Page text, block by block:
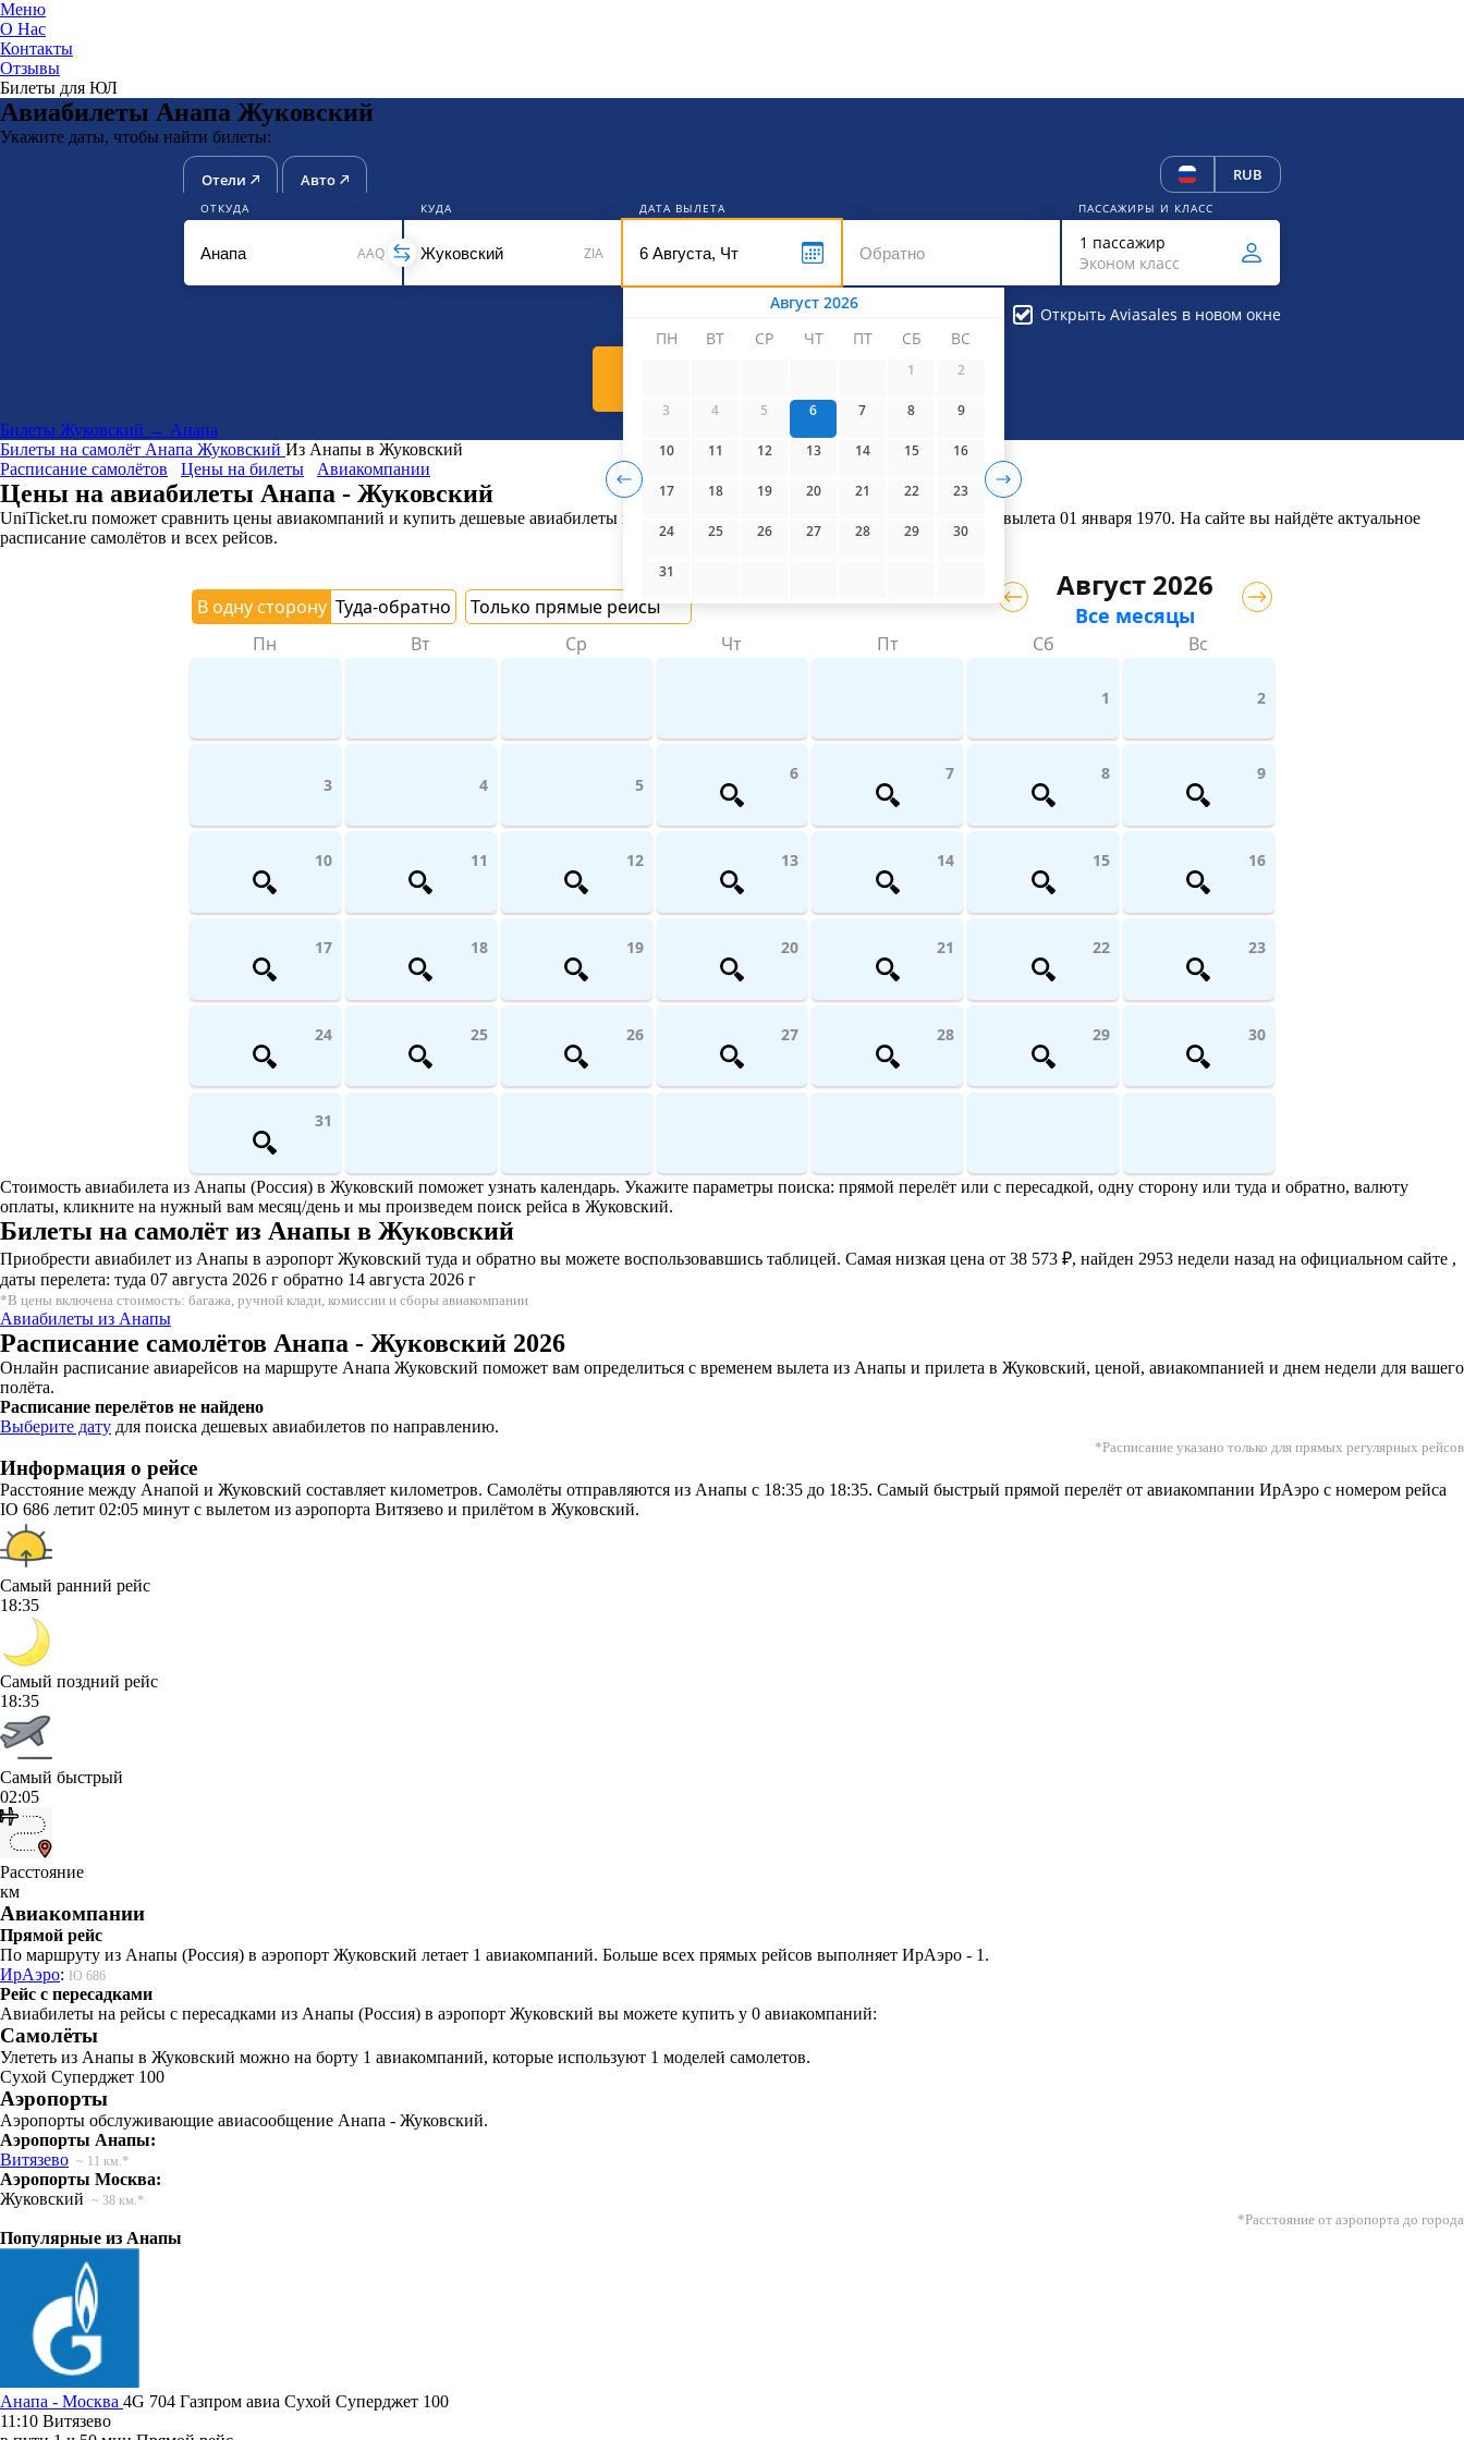
ЮниТикет
Меню
О Нас
Контакты
Отзывы
Билеты для ЮЛ
Авиабилеты Анапа Жуковский
Укажите даты, чтобы найти билеты:
Отели Авто RUB
ОТКУДА
AAQ
КУДА
ZIA
ДАТА ВЫЛЕТА
Август 2026
ПН
ВТ СР ЧТ ПТ СБ ВС
1 2
3 4 5 6 7 8 9
10 11 12 13 14 15 16
17 18 19 20 21 22 23
24 25 26 27 28 29 30
31
ПАССАЖИРЫ И КЛАСС
1 пассажир
Эконом класс
Открыть Aviasales в новом окне
Билеты Жуковский → Анапа
Билеты на самолёт Анапа Жуковский Из Анапы в Жуковский
Расписание самолётов
Цены на билеты Авиакомпании
Цены на авиабилеты Анапа - Жуковский
UniTicket.ru поможет сравнить цены авиакомпаний и купить дешевые авиабилеты из Анапы в аэропорт Жуковский (Москва)
с датой вылета 01 января 1970. На сайте вы найдёте актуальное
расписание самолётов и всех рейсов.
В одну сторону Туда-обратно Только прямые рейсы
Август 2026
Все месяцы
Пн Вт Ср Чт Пт Сб Вс
1 2
3 4 5
6 7 8 9
10 11 12 13 14 15 16
17 18 19 20 21 22 23
24 25 26 27 28 29 30
31
Стоимость авиабилета из Анапы (Россия) в Жуковский поможет узнать календарь. Укажите параметры поиска: прямой перелёт или с пересадкой, одну сторону или туда и обратно, валюту
оплаты, кликните на нужный вам месяц/день и мы произведем поиск рейса в Жуковский.
Билеты на самолёт из Анапы в Жуковский
Приобрести авиабилет из Анапы в аэропорт Жуковский туда и обратно вы можете воспользовавшись таблицей. Самая низкая цена от 38 573 ₽, найден 2953 недели назад на официальном сайте ,
даты перелета: туда 07 августа 2026 г обратно 14 августа 2026 г
*В цены включена стоимость: багажа, ручной клади, комиссии и сборы авиакомпании
Авиабилеты из Анапы
Расписание самолётов Анапа - Жуковский 2026
Онлайн расписание авиарейсов на маршруте Анапа Жуковский поможет вам определиться с временем вылета из Анапы и прилета в Жуковский, ценой, авиакомпанией и днем недели для вашего
полёта.
Расписание перелётов не найдено
Выберите дату для поиска дешевых авиабилетов по направлению.
*Расписание указано только для прямых регулярных рейсов
Информация о рейсе
Расстояние между Анапой и Жуковский составляет километров. Самолёты отправляются из Анапы с 18:35 до 18:35. Самый быстрый прямой перелёт от авиакомпании ИрАэро с номером рейса
IO 686 летит 02:05 минут с вылетом из аэропорта Витязево и прилётом в Жуковский.
Самый ранний рейс
18:35
Самый поздний рейс
18:35
Самый быстрый
02:05
Расстояние
км
Авиакомпании
Прямой рейс
По маршруту из Анапы (Россия) в аэропорт Жуковский летает 1 авиакомпаний. Больше всех прямых рейсов выполняет ИрАэро - 1.
ИрАэро: IO 686
Рейс с пересадками
Авиабилеты на рейсы с пересадками из Анапы (Россия) в аэропорт Жуковский вы можете купить у 0 авиакомпаний:
Самолёты
Улететь из Анапы в Жуковский можно на борту 1 авиакомпаний, которые используют 1 моделей самолетов.
Сухой Суперджет 100
Аэропорты
Аэропорты обслуживающие авиасообщение Анапа - Жуковский.
Аэропорты Анапы:
Витязево ~ 11 км.*
Аэропорты Москва:
Жуковский ~ 38 км.*
*Расстояние от аэропорта до города
Популярные из Анапы
Анапа - Москва 4G 704 Газпром авиа Сухой Суперджет 100
11:10 Витязево